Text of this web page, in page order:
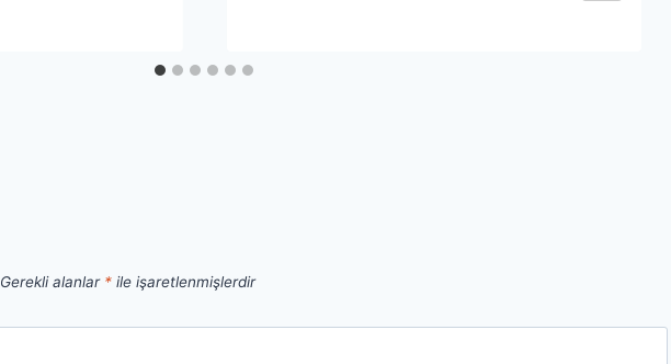
Gerekli alanlar * ile işaretlenmişlerdir